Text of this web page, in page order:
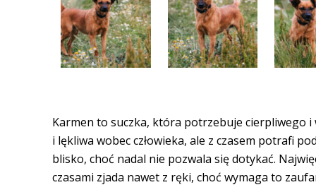
Karmen to suczka, która potrzebuje cierpliwego i
i lękliwa wobec człowieka, ale z czasem potrafi
blisko, choć nadal nie pozwala się dotykać.
czasami zjada nawet z ręki, choć wymaga to